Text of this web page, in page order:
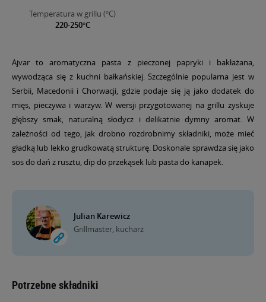
Temperatura w grillu (°C)
220-250°C
Ajvar to aromatyczna pasta z pieczonej papryki i bakłażana,
wywodząca się z kuchni bałkańskiej. Szczególnie popularna jest w
Serbii, Macedonii i Chorwacji, gdzie podaje się ją jako dodatek do
mięs, pieczywa i warzyw. W wersji przygotowanej na grillu zyskuje
głębszy smak, naturalną słodycz i delikatnie dymny aromat. W
zależności od tego, jak drobno rozdrobnimy składniki, może mieć
gładką lub lekko grudkowatą strukturę. Doskonale sprawdza się jako
sos do dań z rusztu, dip do przekąsek lub pasta do kanapek.
Julian Karewicz
Grillmaster, kucharz
Potrzebne składniki